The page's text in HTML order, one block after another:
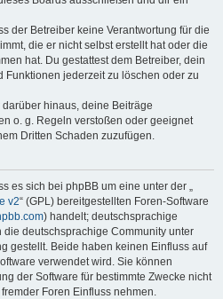
der Betreiber keine Verantwortung für die
die er nicht selbst erstellt hat oder die
hat. Du gestattest dem Betreiber, dein
Funktionen jederzeit zu löschen oder zu
hinaus, deine Beiträge
o. g. Regeln verstoßen oder geeignet
Dritten Schaden zuzufügen.
es sich bei phpBB um eine unter der „
v2“ (GPL) bereitgestellten Foren-Software
) handelt; deutschsprachige
die deutschsprachige Community unter
gestellt. Beide haben keinen Einfluss auf
verwendet wird. Sie können
der Software für bestimmte Zwecke nicht
Foren Einfluss nehmen.